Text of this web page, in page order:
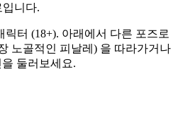
입니다.
터 (18+). 아래에서 다른 포즈로
노골적인 피날레) 을 따라가거나
둘러보세요.